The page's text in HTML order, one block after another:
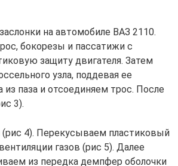
на автомобиле ВАЗ 2110.
бокорезы и пассатижи с
защиту двигателя. Затем
узла, поддевая ее
паза и отсоединяем трос. После
3).
4). Перекусываем пластиковый
газов (рис 5). Далее
из передка демпфер оболочки